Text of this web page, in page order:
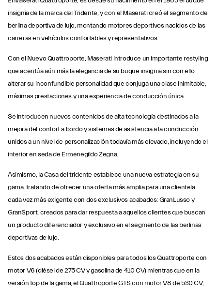
insignia de la marca del Tridente, y con el Maserati creó el segmento de
berlina deportiva de lujo, montando motores deportivos nacidos de las
carreras en vehículos confortables y representativos.
Con el Nuevo Quattroporte, Maserati introduce un importante restyling
que acentúa aún más la elegancia de su buque insignia sin con ello
alterar su inconfundible personalidad que conjuga una clase inimitable,
máximas prestaciones y una experiencia de conducción única.
Se introducen nuevos contenidos de alta tecnología destinados a la
mejora del confort a bordo y sistemas de asistencia a la conducción
unidos a un nivel de personalización todavía más elevado, incluyendo el
interior en seda de Ermenegildo Zegna.
Asimismo, la Casa del tridente establece una nueva estrategia en su
gama, tratando de ofrecer una oferta más amplia para una clientela
cada vez más exigente con dos exclusivos acabados: GranLusso y
GranSport, creados para dar respuesta a aquellos clientes que buscan
un producto diferenciador y exclusivo en el segmento de las berlinas
deportivas de lujo.
Estos dos acabados están disponibles para todos los Quattroporte con
motor V6 (diésel de 275 CV y gasolina de 410 CV) mientras que en la
versión top de la gama, el Quattroporte GTS con motor V8 de 530 CV,